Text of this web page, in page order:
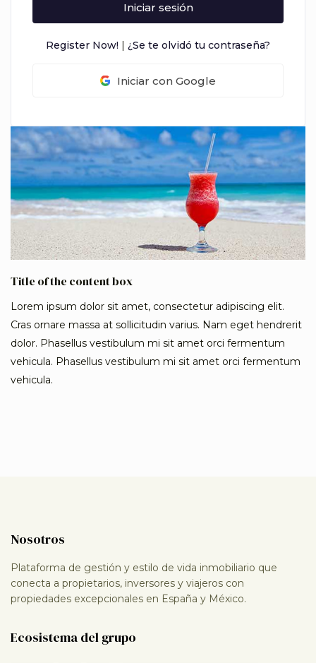
Iniciar sesión
Register Now! | ¿Se te olvidó tu contraseña?
Iniciar con Google
Title of the content box
Lorem ipsum dolor sit amet, consectetur adipiscing elit.
Cras ornare massa at sollicitudin varius. Nam eget hendrerit
dolor. Phasellus vestibulum mi sit amet orci fermentum
vehicula. Phasellus vestibulum mi sit amet orci fermentum
vehicula.
Nosotros
Plataforma de gestión y estilo de vida inmobiliario que
conecta a propietarios, inversores y viajeros con
propiedades excepcionales en España y México.
Ecosistema del grupo